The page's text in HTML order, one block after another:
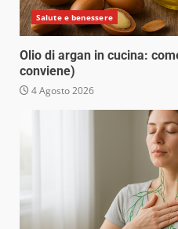
Salute e benessere
Olio di argan in cucina:
conviene)
4 Agosto 2026